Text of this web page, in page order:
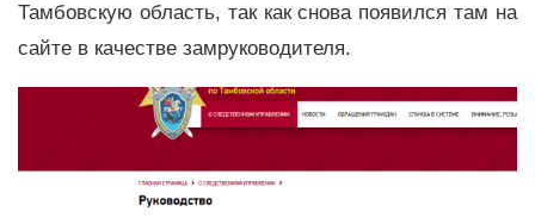
Тамбовскую область, так как снова появился там на
сайте в качестве замруководителя.